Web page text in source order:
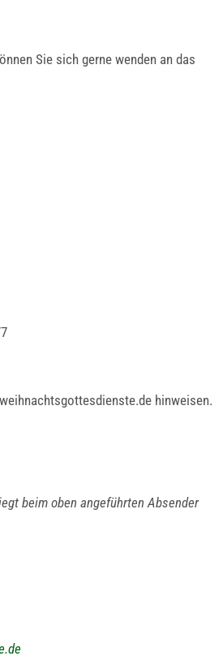
Sie sich gerne wenden an das
hinweisen.
beim oben angeführten Absender